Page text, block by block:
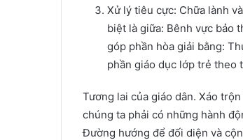
Xử lý tiêu cực: Chữa lành
biệt là giữa: Bênh vực bảo
góp phần hòa giải bằng:
phần giáo dục lớp trẻ theo
Tương lai của giáo dân. Xáo
chúng ta phải có những hành
Đường hướng để đối diện và